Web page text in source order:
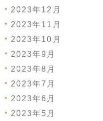
2023年12月
2023年11月
2023年10月
2023年9月
2023年8月
2023年7月
2023年6月
2023年5月